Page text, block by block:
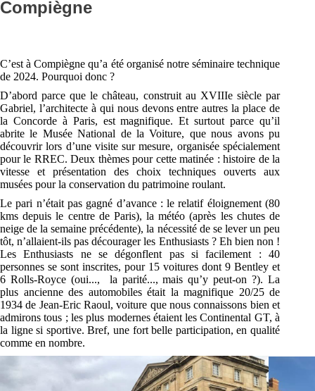
Compiègne
C’est à Compiègne qu’a été organisé notre séminaire technique
de 2024. Pourquoi donc ?
D’abord parce que le château, construit au XVIIIesiècle par
Gabriel, l’architecte à qui nous devons entre autres la place de
la Concorde à Paris, est magnifique. Et surtout parce qu’il
abrite le Musée National de la Voiture, que nous avons pu
découvrir lors d’une visite sur mesure, organisée spécialement
pour le RREC. Deux thèmes pour cette matinée : histoire de la
vitesse et présentation des choix techniques ouverts aux
musées pour la conservation du patrimoine roulant.
Le pari n’était pas gagné d’avance : le relatif éloignement (80
kms depuis le centre de Paris), lamétéo (après les chutes de
neige de la semaine précédente), la nécessité de se lever un peu
tôt,n’allaient-ils pas décourager les Enthusiasts ? Eh bien non !
LesEnthusiasts ne se dégonflent pas sifacilement : 40
personnes se sont inscrites, pour 15 voitures dont 9 Bentley et
6 Rolls-Royce (oui...,
la parité..., mais qu’y peut-on ?). La
plus ancienne des automobiles était la magnifique 20/25 de
1934 de Jean-Eric Raoul, voiture que nous connaissons bien et
admirons tous ; les plus modernes étaient les Continental GT, à
la ligne si sportive. Bref, une fort belle participation, en qualité
comme en nombre.